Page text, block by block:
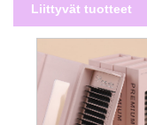
Liittyvät tuotteet